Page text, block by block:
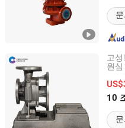
고
원심
10
Zhejiang Changyang Pump
Zhejiang, China